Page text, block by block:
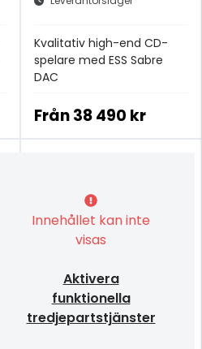
Kvalitativ high-end CD-
spelare med ESS Sabre
DAC
Från38 490 kr
Innehållet kan inte
visas
Aktivera
funktionella
tredjepartstjänster